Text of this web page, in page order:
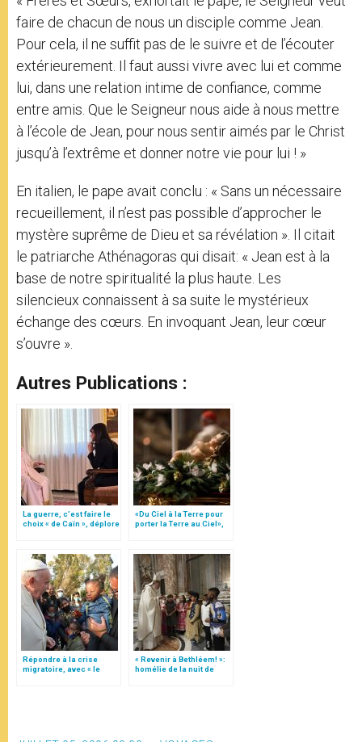
faire de chacun de nous un disciple comme Jean.
Pour cela, il ne suffit pas de le suivre et de l’écouter
extérieurement. Il faut aussi vivre avec lui et comme
lui, dans une relation intime de confiance, comme
entre amis. Que le Seigneur nous aide à nous mettre
à l’école de Jean, pour nous sentir aimés par le Christ
jusqu’à l’extrême et donner notre vie pour lui ! »
En italien, le pape avait conclu : « Sans un nécessaire
recueillement, il n’est pas possible d’approcher le
mystère suprême de Dieu et sa révélation ». Il citait
le patriarche Athénagoras qui disait: « Jean est à la
base de notre spiritualité la plus haute. Les
silencieux connaissent à sa suite le mystérieux
échange des cœurs. En invoquant Jean, leur cœur
s’ouvre ».
Autres Publications :
La guerre, c’est faire le
choix « de Caïn », déplore
«Du Ciel à la Terre pour
porter la Terre au Ciel»,
Répondre à la crise
migratoire, avec « le
« Revenir à Bethléem! »:
homélie de la nuit de
Noël (texte complet)